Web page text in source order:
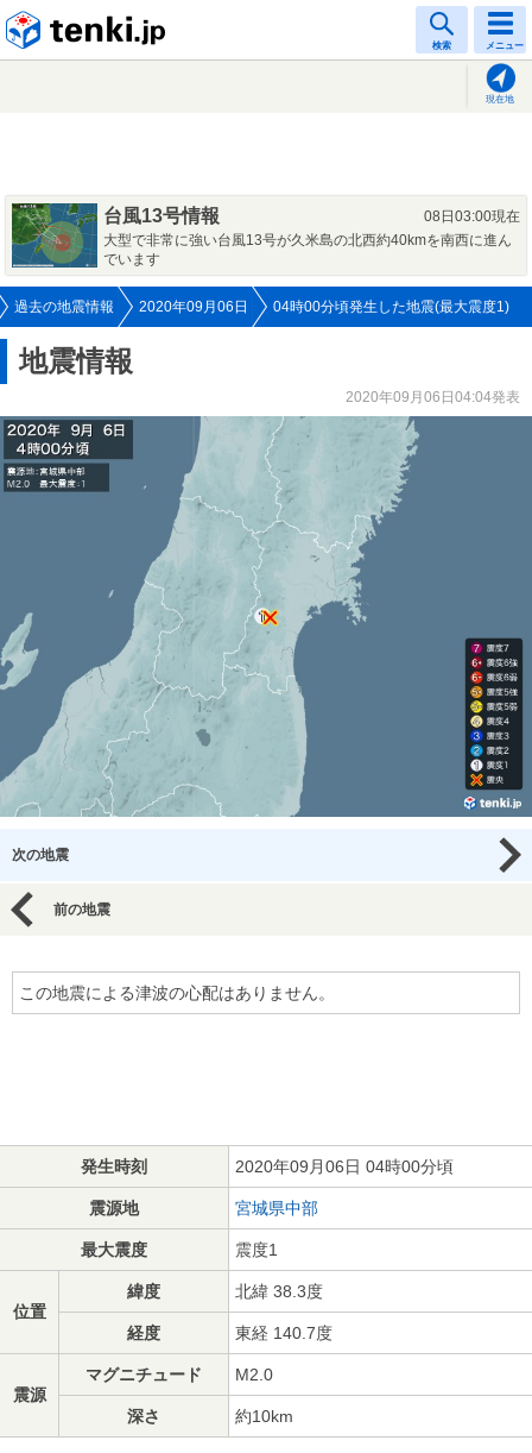
検索 メニュー
現在地
台風13号情報
08日03:00現在
大型で非常に強い台風13号が久米島の北西約40kmを南西に進ん
でいます
過去の地震情報 2020年09月06日 04時00分頃発生した地震(最大震度1)
地震情報
2020年09月06日04:04発表
次の地震
前の地震
この地震による津波の心配はありません。
発生時刻 2020年09月06日 04時00分頃
震源地 宮城県中部
最大震度 震度1
位置
緯度 北緯 38.3度
経度 東経 140.7度
震源
マグニチュード M2.0
深さ 約10km